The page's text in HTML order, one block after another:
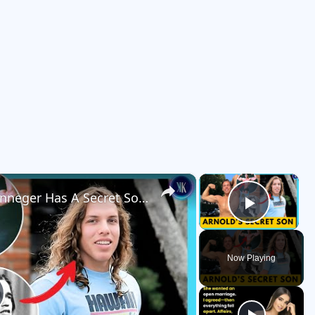
×
Play
Now Playing
×
Did You Know Arnold Schwarzenneger Has A Secret Son?